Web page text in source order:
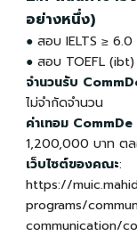
อย่างหนึ่ง)
● สอบ IELTS ≥
● สอบ TOEFL
จำนวนรับ
ไม่จำกัดจำนวน
ค่าเทอม CommDe
1,200,000 บาท ต
เว็บไซต์ของคณะ:
https://
programs/
communication/